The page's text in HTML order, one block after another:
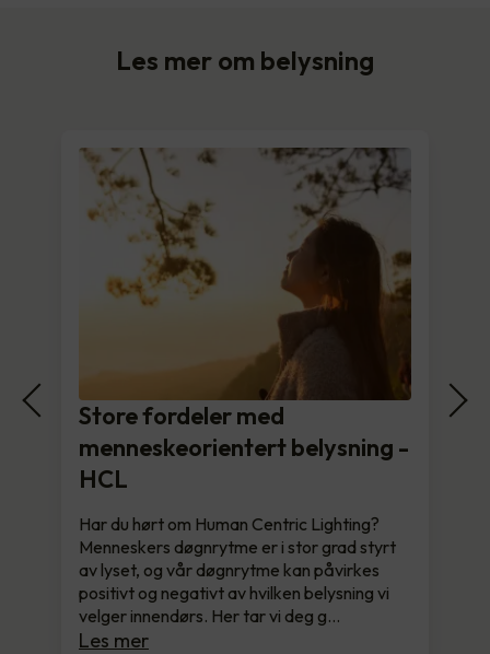
Les mer om belysning
Store fordeler med
menneskeorientert belysning -
HCL
Har du hørt om Human Centric Lighting?
Menneskers døgnrytme er i stor grad styrt
av lyset, og vår døgnrytme kan påvirkes
positivt og negativt av hvilken belysning vi
velger innendørs. Her tar vi deg g…
Les mer